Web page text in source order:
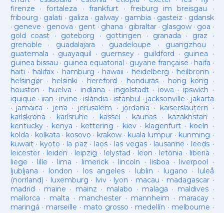
firenze ·fortaleza · frankfurt· freiburg im breisgau ·
fribourg · galati · galiza · galway· gambia · gasteiz · gdansk
· geneve · genova · gent· ghana · gibraltar· glasgow· goa ·
gold coast · goteborg · gottingen · granada · graz ·
grenoble · guadalajara · guadeloupe · guangzhou ·
guatemala · guayaquil · guernsey· guildford · guinea ·
guinea bissau · guinea equatorial · guyane française · haifa ·
haiti · halifax · hamburg · hawaii · heidelberg · heilbronn ·
helsingør· helsinki · hereford · honduras· hong kong ·
houston · huelva · indiana · ingolstadt· iowa · ipswich ·
iquique · iran · irvine · islàndia · istanbul · jacksonville · jakarta
· jamaica · jena · jerusalem · jordania · kaiserslautern ·
karlskrona · karlsruhe · kassel · kaunas· kazakhstan ·
kentucky· kenya · kettering · kiev· klagenfurt · koeln ·
kolda · kolkata · kosovo · krakow· kuala lumpur · kunming ·
kuwait· kyoto · la paz · laos· las vegas· lausanne · leeds ·
leicester· leiden · leipzig · lelystad · leon · letònia · liberia ·
liege · lille · lima · limerick· lincoln · lisboa · liverpool ·
ljubljana · london · los angeles· lublin · lugano · luleå
(norrland) · luxemburg · lviv · lyon · macau · madagascar·
madrid · maine · mainz · malabo · malaga · maldives·
mallorca · malta · manchester· mannheim · maracay·
maringá · marseille · mato grosso · medellín · melbourne ·